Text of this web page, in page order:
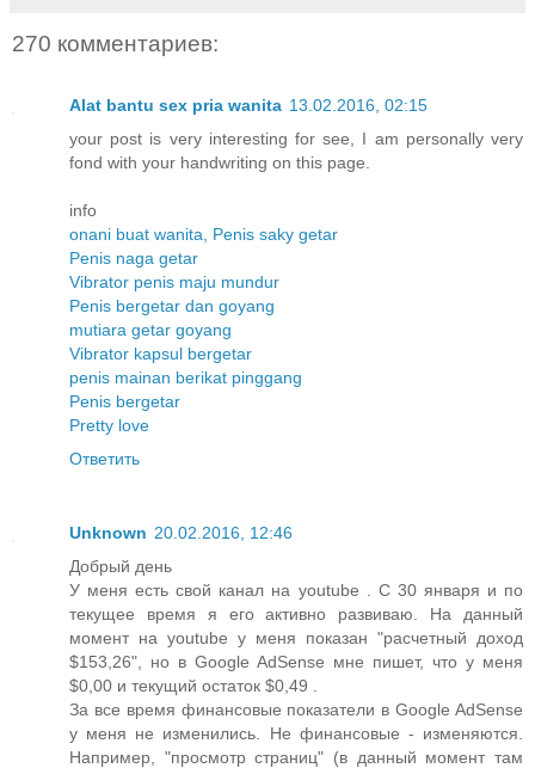
270 комментариев:
Alat bantu sex pria wanita 13.02.2016, 02:15
your post is very interesting for see, I am personally very
fond with your handwriting on this page.
info
onani buat wanita, Penis saky getar
Penis naga getar
Vibrator penis maju mundur
Penis bergetar dan goyang
mutiara getar goyang
Vibrator kapsul bergetar
penis mainan berikat pinggang
Penis bergetar
Pretty love
Ответить
Unknown 20.02.2016, 12:46
Добрый день
У меня есть свой канал на youtube . С 30 января и по
текущее время я его активно развиваю. На данный
момент на youtube у меня показан "расчетный доход
$153,26", но в Google AdSense мне пишет, что у меня
$0,00 и текущий остаток $0,49 .
За все время финансовые показатели в Google AdSense
у меня не изменились. Не финансовые - изменяются.
Например, "просмотр страниц" (в данный момент там